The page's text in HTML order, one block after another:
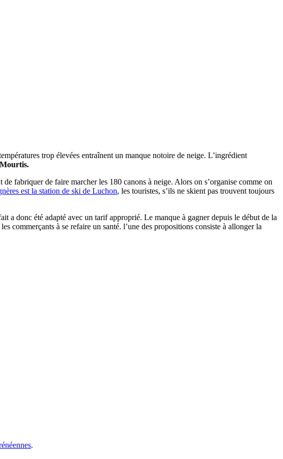
trop élevées entraînent un manque notoire de neige. L’ingrédient
Mourtis.
fabriquer de faire marcher les 180 canons à neige. Alors on s’organise comme on
est la station de ski de Luchon, les touristes, s’ils ne skient pas trouvent toujours
a donc été adapté avec un tarif approprié. Le manque à gagner depuis le début de la
commerçants à se refaire un santé. l’une des propositions consiste à allonger la
.